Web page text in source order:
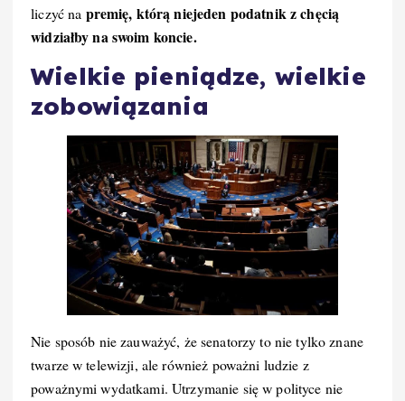
liczyć na premię, którą niejeden podatnik z chęcią
widziałby na swoim koncie.
Wielkie pieniądze, wielkie
zobowiązania
Nie sposób nie zauważyć, że senatorzy to nie tylko znane
twarze w telewizji, ale również poważni ludzie z
poważnymi wydatkami. Utrzymanie się w polityce nie